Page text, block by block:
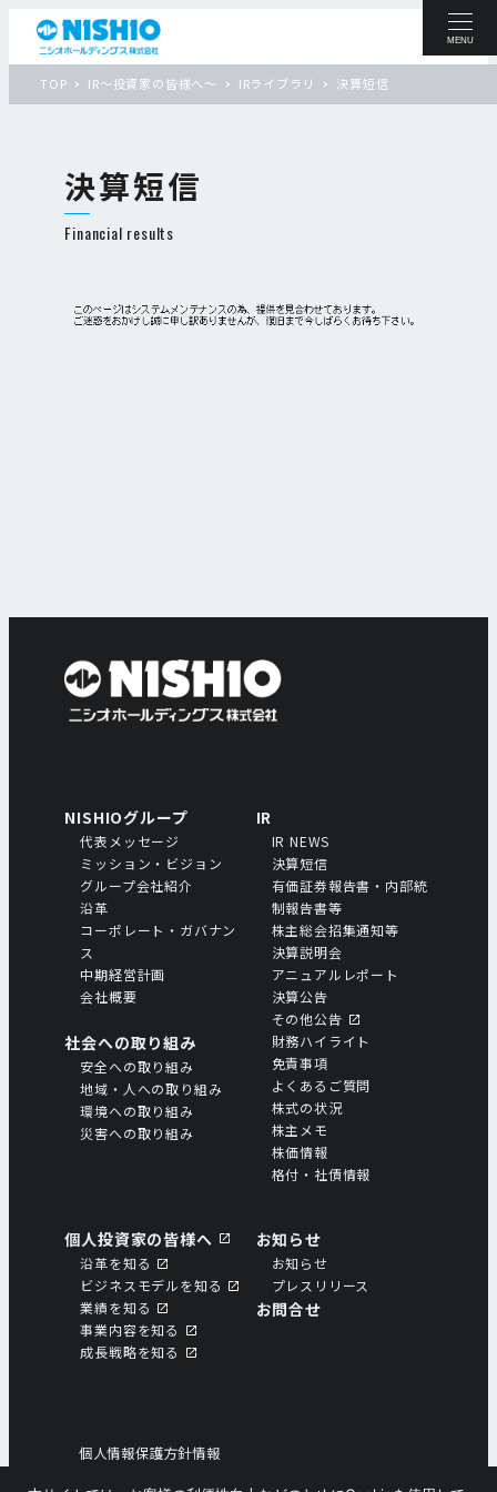
MENU
TOP IR〜投資家の皆様へ〜 IRライブラリ 決算短信
決算短信
Financial results
NISHIOグループ
代表メッセージ
ミッション・ビジョン
グループ会社紹介
沿革
コーポレート・ガバナン
ス
中期経営計画
会社概要
社会への取り組み
安全への取り組み
地域・人への取り組み
環境への取り組み
災害への取り組み
IR
IR NEWS
決算短信
有価証券報告書・内部統
制報告書等
株主総会招集通知等
決算説明会
アニュアルレポート
決算公告
その他公告
財務ハイライト
免責事項
よくあるご質問
株式の状況
株主メモ
株価情報
格付・社債情報
個人投資家の皆様へ
沿革を知る
ビジネスモデルを知る
業績を知る
事業内容を知る
成⻑戦略を知る
お知らせ
お知らせ
プレスリリース
お問合せ
個人情報保護方針情報